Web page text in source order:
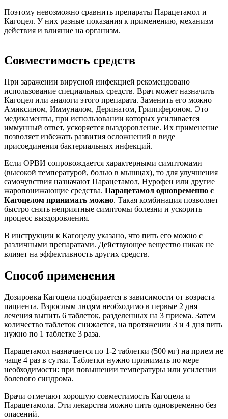
Поэтому невозможно сравнить препараты Парацетамол и
Кагоцел. У них разные показания к применению, механизм
действия и влияние на организм.
Совместимость средств
При заражении вирусной инфекцией рекомендовано
использование специальных средств. Врач может назначить
Кагоцел или аналоги этого препарата. Заменить его можно
Амиксином, Иммуналом, Деринатом, Гриппфероном. Это
медикаменты, при использовании которых усиливается
иммунный ответ, ускоряется выздоровление. Их применение
позволяет избежать развития осложнений в виде
присоединения бактериальных инфекций.
Если ОРВИ сопровождается характерными симптомами
(высокой температурой, болью в мышцах), то для улучшения
самочувствия назначают Парацетамол, Нурофен или другие
жаропонижающие средства. Парацетамол одновременно с
Кагоцелом принимать можно. Такая комбинация позволяет
быстро снять неприятные симптомы болезни и ускорить
процесс выздоровления.
В инструкции к Кагоцелу указано, что пить его можно с
различными препаратами. Действующее вещество никак не
влияет на эффективность других средств.
Способ применения
Дозировка Кагоцела подбирается в зависимости от возраста
пациента. Взрослым людям необходимо в первые 2 дня
лечения выпить 6 таблеток, разделенных на 3 приема. Затем
количество таблеток снижается, на протяжении 3 и 4 дня пить
нужно по 1 таблетке 3 раза.
Парацетамол назначается по 1-2 таблетки (500 мг) на прием не
чаще 4 раз в сутки. Таблетки нужно принимать по мере
необходимости: при повышении температуры или усилении
болевого синдрома.
Врачи отмечают хорошую совместимость Кагоцела и
Парацетамола. Эти лекарства можно пить одновременно без
опасений.